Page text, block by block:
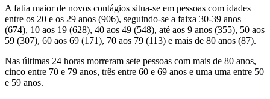
A fatia maior de novos contágios situa-se em pessoas com idades
entre os 20 e os 29 anos (906), seguindo-se a faixa 30-39 anos
(674), 10 aos 19 (628), 40 aos 49 (548), até aos 9 anos (355), 50 aos
59 (307), 60 aos 69 (171), 70 aos 79 (113) e mais de 80 anos (87).
Nas últimas 24 horas morreram sete pessoas com mais de 80 anos,
cinco entre 70 e 79 anos, três entre 60 e 69 anos e uma uma entre 50
e 59 anos.